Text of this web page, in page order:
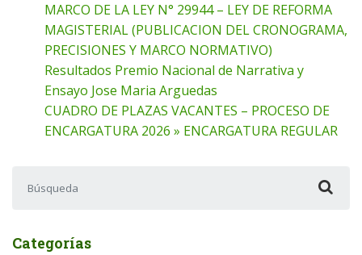
MARCO DE LA LEY N° 29944 – LEY DE REFORMA
MAGISTERIAL (PUBLICACION DEL CRONOGRAMA,
PRECISIONES Y MARCO NORMATIVO)
Resultados Premio Nacional de Narrativa y
Ensayo Jose Maria Arguedas
CUADRO DE PLAZAS VACANTES – PROCESO DE
ENCARGATURA 2026 » ENCARGATURA REGULAR
Categorías